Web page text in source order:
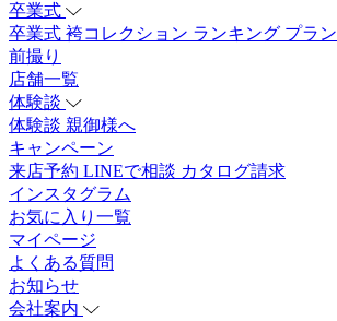
卒業式
卒業式 袴コレクション ランキング プラン
前撮り
店舗一覧
体験談
体験談 親御様へ
キャンペーン
来店予約 LINEで相談 カタログ請求
インスタグラム
お気に入り一覧
マイページ
よくある質問
お知らせ
会社案内